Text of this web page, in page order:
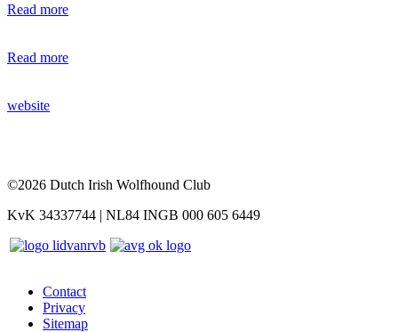
Read more
Read more
website
©2026 Dutch Irish Wolfhound Club
KvK 34337744 | NL84 INGB 000 605 6449
Contact
Privacy
Sitemap